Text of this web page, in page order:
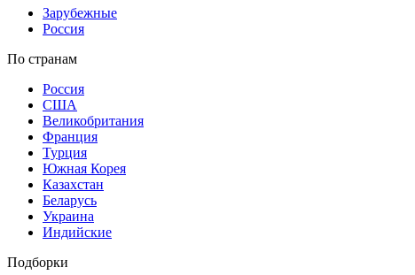
Зарубежные
Россия
По странам
Россия
США
Великобритания
Франция
Турция
Южная Корея
Казахстан
Беларусь
Украина
Индийские
Подборки